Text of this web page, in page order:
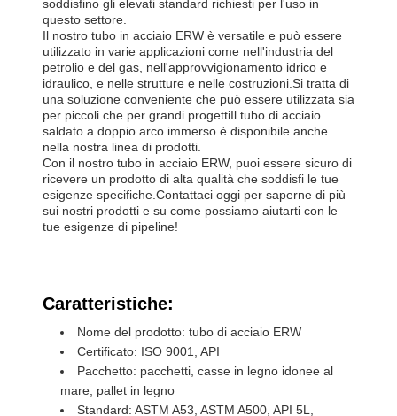
soddisfino gli elevati standard richiesti per l'uso in
questo settore.
Il nostro tubo in acciaio ERW è versatile e può essere
utilizzato in varie applicazioni come nell'industria del
petrolio e del gas, nell'approvvigionamento idrico e
idraulico, e nelle strutture e nelle costruzioni.Si tratta di
una soluzione conveniente che può essere utilizzata sia
per piccoli che per grandi progettiIl tubo di acciaio
saldato a doppio arco immerso è disponibile anche
nella nostra linea di prodotti.
Con il nostro tubo in acciaio ERW, puoi essere sicuro di
ricevere un prodotto di alta qualità che soddisfi le tue
esigenze specifiche.Contattaci oggi per saperne di più
sui nostri prodotti e su come possiamo aiutarti con le
tue esigenze di pipeline!
Caratteristiche:
Nome del prodotto: tubo di acciaio ERW
Certificato: ISO 9001, API
Pacchetto: pacchetti, casse in legno idonee al
mare, pallet in legno
Standard: ASTM A53, ASTM A500, API 5L,